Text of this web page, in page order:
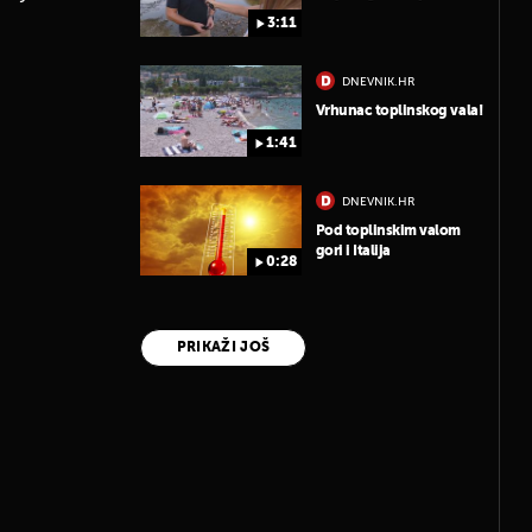
3:11
1:41
DNEVNIK.HR
Vrhunac toplinskog vala!
0:28
DNEVNIK.HR
Pod toplinskim valom
gori i Italija
PRIKAŽI JOŠ